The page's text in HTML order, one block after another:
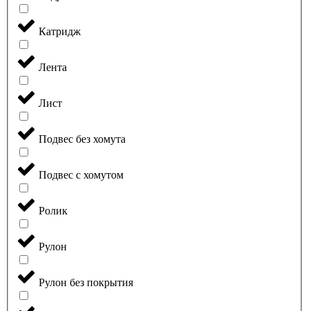
Катридж
Лента
Лист
Подвес без хомута
Подвес с хомутом
Ролик
Рулон
Рулон без покрытия